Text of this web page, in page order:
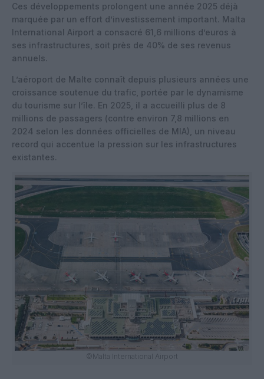
Ces développements prolongent une année 2025 déjà
marquée par un effort d’investissement important. Malta
International Airport a consacré 61,6 millions d’euros à
ses infrastructures, soit près de 40% de ses revenus
annuels.
L’aéroport de Malte connaît depuis plusieurs années une
croissance soutenue du trafic, portée par le dynamisme
du tourisme sur l’île. En 2025, il a accueilli plus de 8
millions de passagers (contre environ 7,8 millions en
2024 selon les données officielles de MIA), un niveau
record qui accentue la pression sur les infrastructures
existantes.
©Malta International Airport